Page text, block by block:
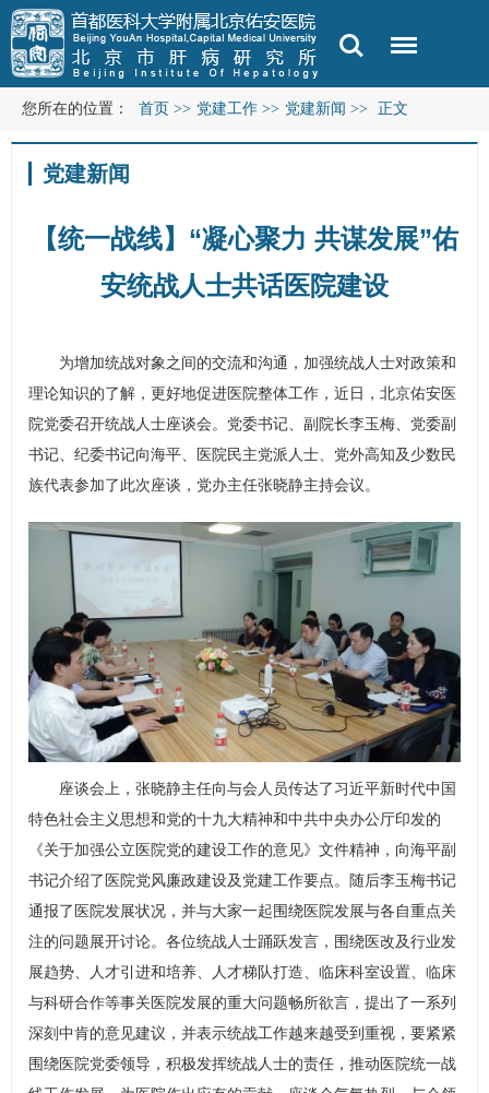
您所在的位置： 首页 >> 党建工作 >> 党建新闻 >> 正文
党建新闻
【统一战线】“凝心聚力 共谋发展”佑
安统战人士共话医院建设
为增加统战对象之间的交流和沟通，加强统战人士对政策和
理论知识的了解，更好地促进医院整体工作，近日，北京佑安医
院党委召开统战人士座谈会。党委书记、副院长李玉梅、党委副
书记、纪委书记向海平、医院民主党派人士、党外高知及少数民
族代表参加了此次座谈，党办主任张晓静主持会议。
座谈会上，张晓静主任向与会人员传达了习近平新时代中国
特色社会主义思想和党的十九大精神和中共中央办公厅印发的
《关于加强公立医院党的建设工作的意见》文件精神，向海平副
书记介绍了医院党风廉政建设及党建工作要点。随后李玉梅书记
通报了医院发展状况，并与大家一起围绕医院发展与各自重点关
注的问题展开讨论。各位统战人士踊跃发言，围绕医改及行业发
展趋势、人才引进和培养、人才梯队打造、临床科室设置、临床
与科研合作等事关医院发展的重大问题畅所欲言，提出了一系列
深刻中肯的意见建议，并表示统战工作越来越受到重视，要紧紧
围绕医院党委领导，积极发挥统战人士的责任，推动医院统一战